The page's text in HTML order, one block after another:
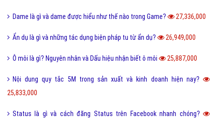
Dame là gì và dame được hiểu như thế nào trong Game? 27,336,000
Ẩn dụ là gì và những tác dụng biện pháp tu từ ẩn dụ? 26,949,000
Ô môi là gì? Nguyên nhân và Dấu hiệu nhận biết ô môi 25,887,000
Nội dung quy tắc 5M trong sản xuất và kinh doanh hiện nay?
25,833,000
Status là gì và cách đăng Status trên Facebook nhanh chóng?